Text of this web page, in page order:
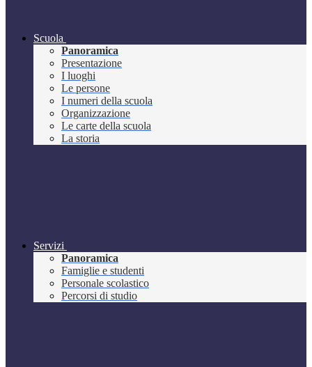
Scuola
Panoramica
Presentazione
I luoghi
Le persone
I numeri della scuola
Organizzazione
Le carte della scuola
La storia
Servizi
Panoramica
Famiglie e studenti
Personale scolastico
Percorsi di studio